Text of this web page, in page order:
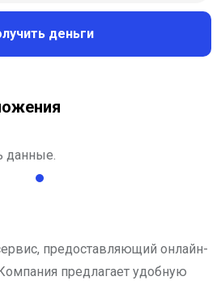
деньги
данные.
предоставляющий онлайн-
предлагает удобную